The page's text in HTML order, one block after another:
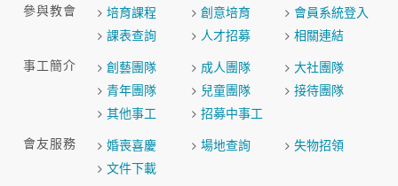
參與教會 培育課程 創意培育
會員系統登入
課表查詢
人才招募 相關連結
事工簡介 創藝團隊 成人團隊
大社團隊
青年團隊
兒童團隊
接待團隊
其他事工
招募中事工
會友服務 婚喪喜慶 場地查詢
失物招領
文件下載